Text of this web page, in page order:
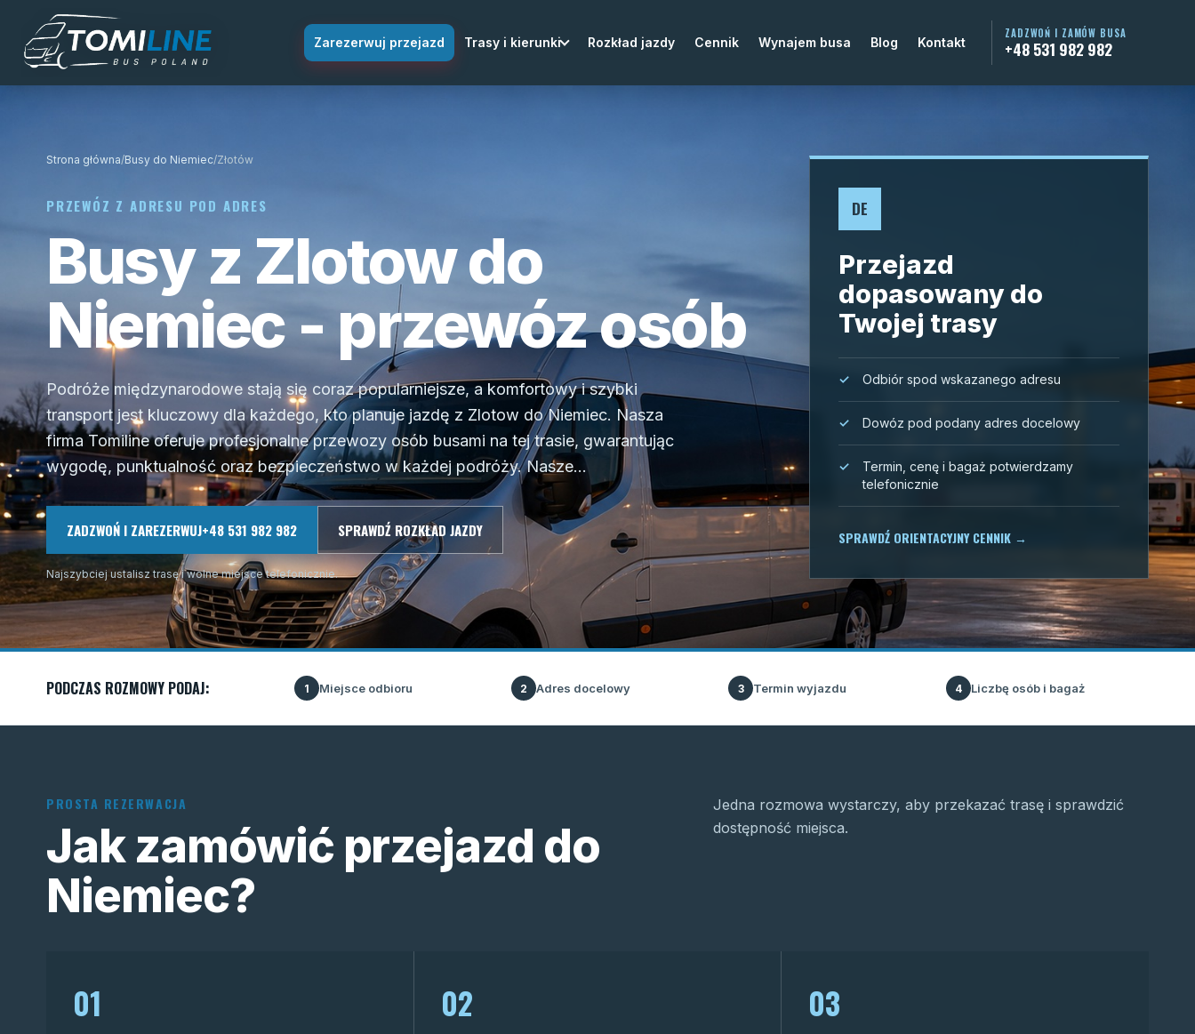
Przejdź do treści
Zarezerwuj przejazd Trasy i kierunki Rozkład jazdy Cennik Wynajem busa Blog Kontakt
ZADZWOŃ I ZAMÓW BUSA
+48 531 982 982
Strona główna/Busy do Niemiec/Złotów
PRZEWÓZ Z ADRESU POD ADRES
Busy z Zlotow do
Niemiec - przewóz osób
Podróże międzynarodowe stają się coraz popularniejsze, a komfortowy i szybki
transport jest kluczowy dla każdego, kto planuje jazdę z Zlotow do Niemiec. Nasza
firma Tomiline oferuje profesjonalne przewozy osób busami na tej trasie, gwarantując
wygodę, punktualność oraz bezpieczeństwo w każdej podróży. Nasze...
ZADZWOŃ I ZAREZERWUJ+48 531 982 982 SPRAWDŹ ROZKŁAD JAZDY
Najszybciej ustalisz trasę i wolne miejsce telefonicznie.
DE
Przejazd
dopasowany do
Twojej trasy
Odbiór spod wskazanego adresu
Dowóz pod podany adres docelowy
Termin, cenę i bagaż potwierdzamy
telefonicznie
SPRAWDŹ ORIENTACYJNY CENNIK →
PODCZAS ROZMOWY PODAJ: 1 Miejsce odbioru 2 Adres docelowy 3 Termin wyjazdu 4 Liczbę osób i bagaż
PROSTA REZERWACJA
Jak zamówić przejazd do
Niemiec?
Jedna rozmowa wystarczy, aby przekazać trasę i sprawdzić
dostępność miejsca.
01 02 03